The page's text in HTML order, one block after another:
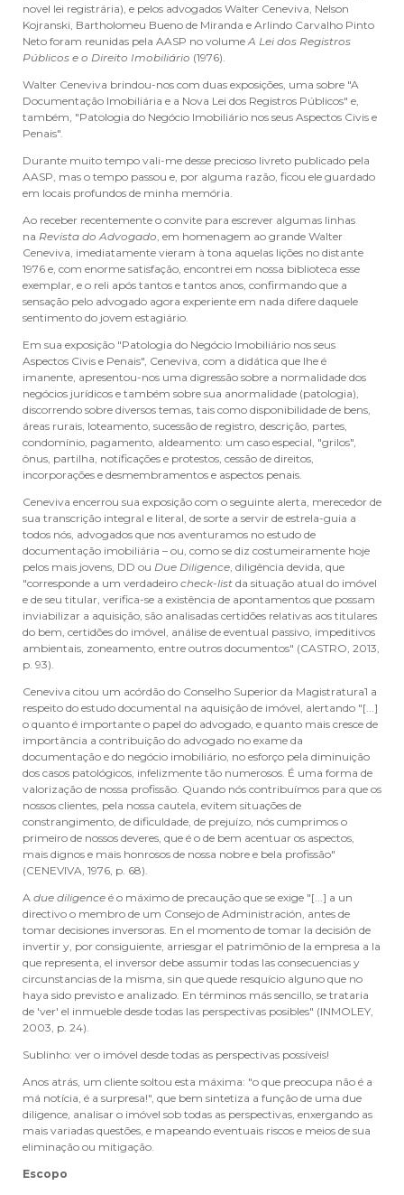
novel lei registrária), e pelos advogados Walter Ceneviva, Nelson
Kojranski, Bartholomeu Bueno de Miranda e Arlindo Carvalho Pinto
Neto foram reunidas pela AASP no volumeA Lei dos Registros
Públicos e o Direito Imobiliário (1976).
Walter Ceneviva brindou-nos com duas exposições, uma sobre "A
Documentação Imobiliária e a Nova Lei dos Registros Públicos" e,
também, "Patologia do Negócio Imobiliário nos seus Aspectos Civis e
Penais".
Durante muito tempo vali-me desse precioso livreto publicado pela
AASP, mas o tempo passou e, por alguma razão, ficou ele guardado
em locais profundos de minha memória.
Ao receber recentemente o convite para escrever algumas linhas
na Revista do Advogado, em homenagem ao grande Walter
Ceneviva, imediatamente vieram à tona aquelas lições no distante
1976 e, com enorme satisfação, encontrei em nossa biblioteca esse
exemplar, e o reli após tantos e tantos anos, confirmando que a
sensação pelo advogado agora experiente em nada difere daquele
sentimento do jovem estagiário.
Em sua exposição "Patologia do Negócio Imobiliário nos seus
Aspectos Civis e Penais", Ceneviva, com a didática que lhe é
imanente, apresentou-nos uma digressão sobre a normalidade dos
negócios jurídicos e também sobre sua anormalidade (patologia),
discorrendo sobre diversos temas, tais como disponibilidade de bens,
áreas rurais, loteamento, sucessão de registro, descrição, partes,
condomínio, pagamento, aldeamento: um caso especial, "grilos",
ônus, partilha, notificações e protestos, cessão de direitos,
incorporações e desmembramentos e aspectos penais.
Ceneviva encerrou sua exposição com o seguinte alerta, merecedor de
sua transcrição integral e literal, de sorte a servir de estrela-guia a
todos nós, advogados que nos aventuramos no estudo de
documentação imobiliária – ou, como se diz costumeiramente hoje
pelos mais jovens, DD ou Due Diligence, diligência devida, que
"corresponde a um verdadeiro check-list da situação atual do imóvel
e de seu titular, verifica-se a existência de apontamentos que possam
inviabilizar a aquisição, são analisadas certidões relativas aos titulares
do bem, certidões do imóvel, análise de eventual passivo, impeditivos
ambientais, zoneamento, entre outros documentos" (CASTRO, 2013,
p. 93).
Ceneviva citou um acórdão do Conselho Superior da Magistratura1 a
respeito do estudo documental na aquisição de imóvel, alertando "[...]
o quanto é importante o papel do advogado, e quanto mais cresce de
importância a contribuição do advogado no exame da
documentação e do negócio imobiliário, no esforço pela diminuição
dos casos patológicos, infelizmente tão numerosos. É uma forma de
valorização de nossa profissão. Quando nós contribuímos para que os
nossos clientes, pela nossa cautela, evitem situações de
constrangimento, de dificuldade, de prejuízo, nós cumprimos o
primeiro de nossos deveres, que é o de bem acentuar os aspectos,
mais dignos e mais honrosos de nossa nobre e bela profissão"
(CENEVIVA, 1976, p. 68).
A due diligence é o máximo de precaução que se exige "[...] a un
directivo o membro de um Consejo de Administración, antes de
tomar decisiones inversoras. En el momento de tomar la decisión de
invertir y, por consiguiente, arriesgar el patrimônio de la empresa a la
que representa, el inversor debe assumir todas las consecuencias y
circunstancias de la misma, sin que quede resquício alguno que no
haya sido previsto e analizado. En términos más sencillo, se trataria
de 'ver' el inmueble desde todas las perspectivas posibles" (INMOLEY,
2003, p. 24).
Sublinho: ver o imóvel desde todas as perspectivas possíveis!
Anos atrás, um cliente soltou esta máxima: "o que preocupa não é a
má notícia, é a surpresa!", que bem sintetiza a função de uma due
diligence, analisar o imóvel sob todas as perspectivas, enxergando as
mais variadas questões, e mapeando eventuais riscos e meios de sua
eliminação ou mitigação.
Escopo